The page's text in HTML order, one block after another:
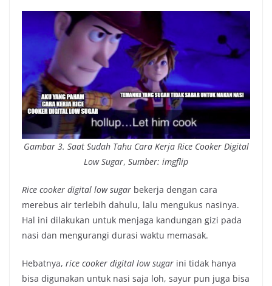
Gambar 3. Saat Sudah Tahu Cara Kerja Rice Cooker Digital
Low Sugar, Sumber: imgflip
Rice cooker digital low sugar bekerja dengan cara
merebus air terlebih dahulu, lalu mengukus nasinya.
Hal ini dilakukan untuk menjaga kandungan gizi pada
nasi dan mengurangi durasi waktu memasak.
Hebatnya, rice cooker digital low sugar ini tidak hanya
bisa digunakan untuk nasi saja loh, sayur pun juga bisa